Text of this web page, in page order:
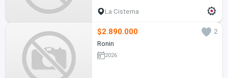
La Cisterna
$2.890.000
2
Ronin
2026